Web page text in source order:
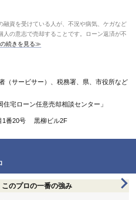
融資を受けている人が、不況や病気、ケガなど
の意志で売却することです。ローン返済が不
続きを見る≫
（サービサー）、税務署、県、市役所など
宅ローン任意売却相談センター」
1番20号 黒柳ビル2F
このプロの一番の強み